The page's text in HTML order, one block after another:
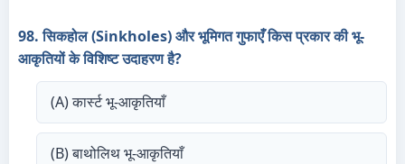
98. सिकहोल (Sinkholes) और भूमिगत गुफाएँ किस प्रकार की भू-
आकृतियों के विशिष्ट उदाहरण है?
(A) कार्स्ट भू-आकृतियाँ
(B) बाथोलिथ भू-आकृतियाँ